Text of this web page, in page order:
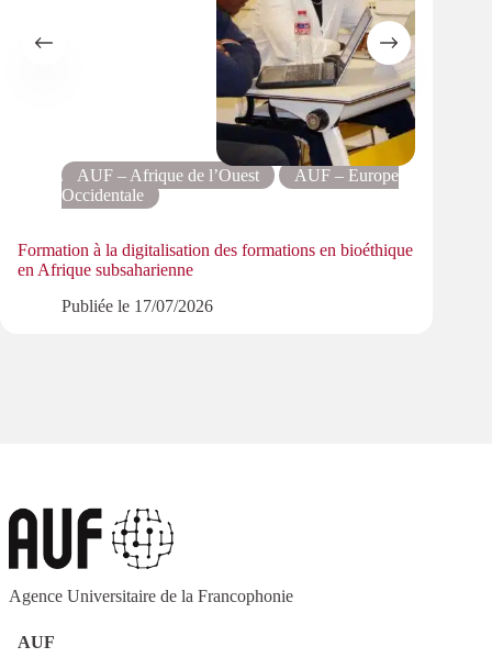
AUF – Afrique de l’Ouest
AUF – Europe
Occidentale
Formation à la digitalisation des formations en bioéthique
en Afrique subsaharienne
Publiée le 17/07/2026
Agence Universitaire de la Francophonie
AUF